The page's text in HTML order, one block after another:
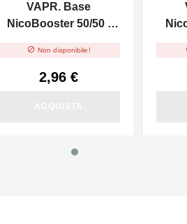
VAPR. Base
NicoBooster 50/50 -
 Non disponibile!
2,96 €